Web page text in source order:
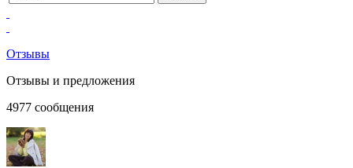
Отзывы
Отзывы и предложения
4977 сообщения